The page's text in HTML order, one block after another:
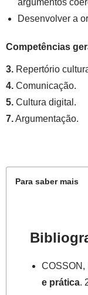
argumentos
Desenvolver a
Competências
3. Repertório
4. Comunicação.
5. Cultura digital.
7.Argumentação.
Para saber mais
COSSON,
e prática.